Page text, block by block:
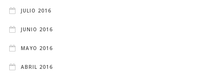
JULIO 2016
JUNIO 2016
MAYO 2016
ABRIL 2016